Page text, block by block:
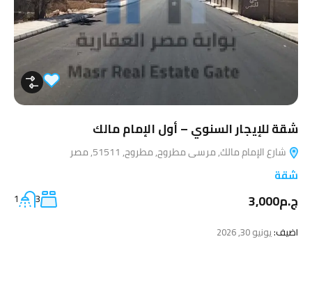
شقة للإيجار السنوي – أول الإمام مالك
شارع الإمام مالك, مرسى مطروح, مطروح, 51511, مصر
شقة
ج.م3,000 3
1
اضيف:يونيو 30, 2026